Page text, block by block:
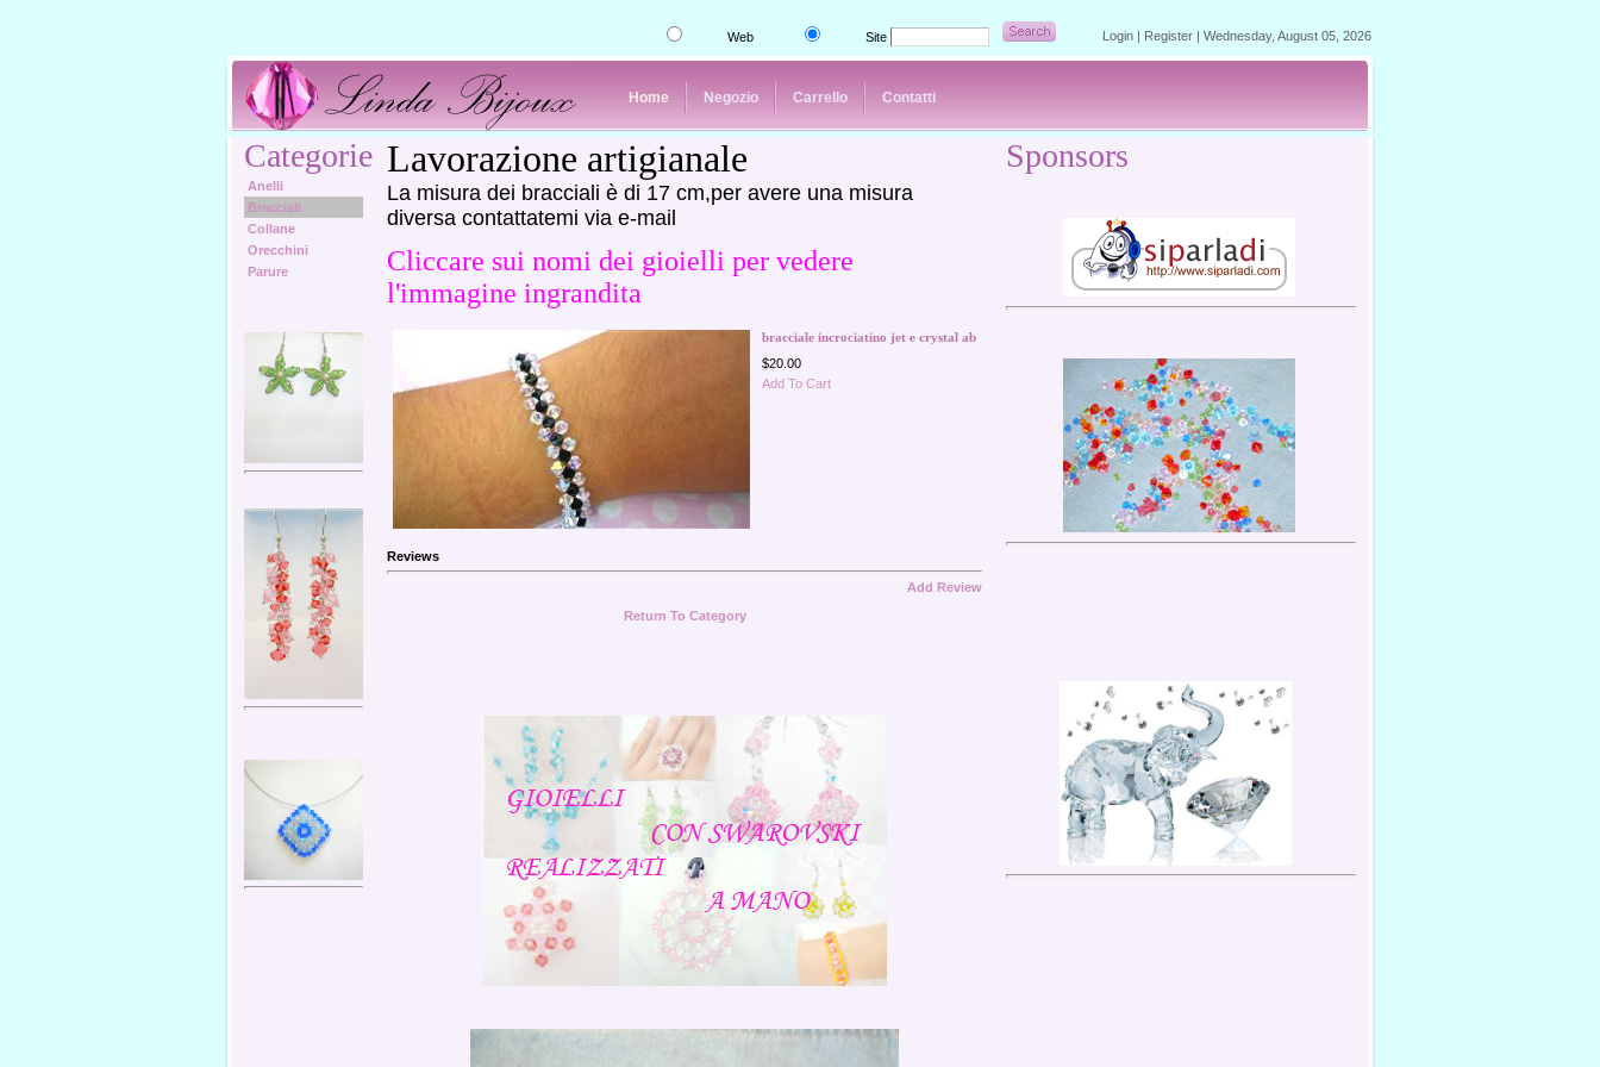
Web Site Login | Register | Wednesday, August 05, 2026
Home Negozio Carrello Contatti
Categorie
Anelli
Bracciali
Collane
Orecchini
Parure
Lavorazione artigianale
La misura dei bracciali è di 17 cm,per avere una misura
diversa contattatemi via e-mail
Cliccare sui nomi dei gioielli per vedere
l'immagine ingrandita
bracciale incrociatino jet e crystal ab
$20.00
Add To Cart
Reviews
Add Review
Return To Category
Sponsors